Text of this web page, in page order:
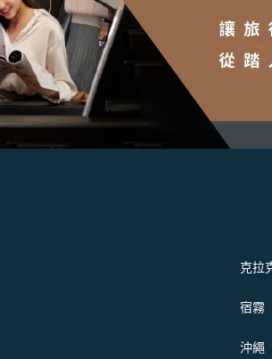
克拉
宿霧
沖繩